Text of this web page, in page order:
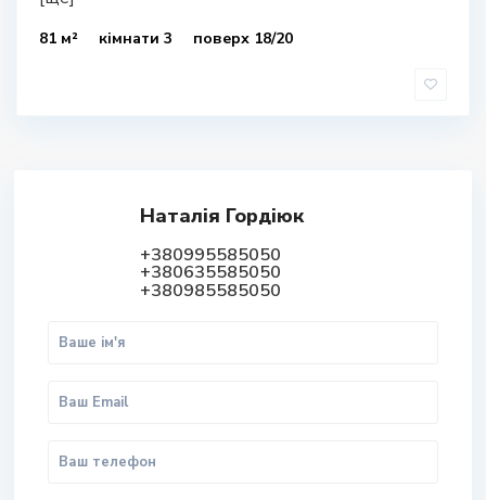
81 м² кімнати 3 поверх 18/20
Наталія Гордіюк
+380995585050
+380635585050
+380985585050